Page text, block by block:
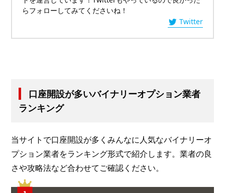
らフォローしてみてくださいね！
Twitter
口座開設が多いバイナリーオプション業者
ランキング
当サイトで口座開設が多くみんなに人気なバイナリーオ
プション業者をランキング形式で紹介します。業者の良
さや攻略法など合わせてご確認ください。